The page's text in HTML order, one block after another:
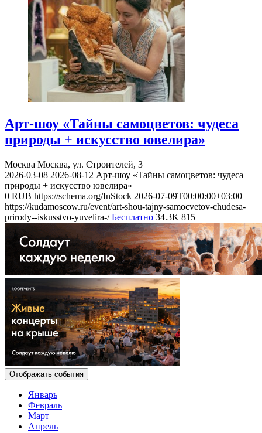
Арт-шоу «Тайны самоцветов: чудеса
природы + искусство ювелира»
Москва Москва, ул. Строителей, 3
2026-03-08 2026-08-12 Арт-шоу «Тайны самоцветов: чудеса
природы + искусство ювелира»
0 RUB https://schema.org/InStock 2026-07-09T00:00:00+03:00
https://kudamoscow.ru/event/art-shou-tajny-samocvetov-chudesa-
prirody--iskusstvo-yuvelira-/ Бесплатно 34.3K 815
Отображать события
Январь
Февраль
Март
Апрель